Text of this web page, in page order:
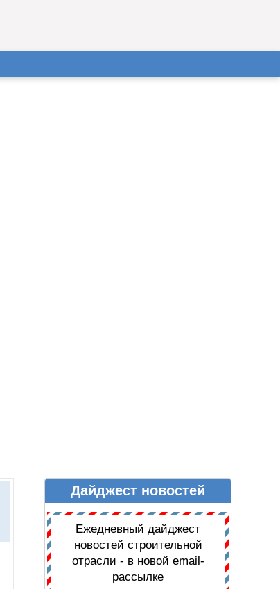
ДАЙДЖЕСТ НОВОСТЕЙДайджест новостей
Ежедневный дайджест
новостей строительной
отрасли - в новой email-
рассылке